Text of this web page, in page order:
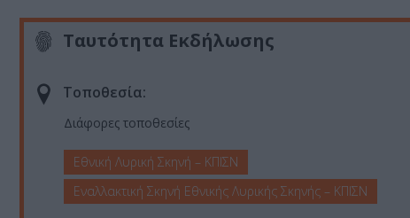
Ταυτότητα Εκδήλωσης
Τοποθεσία:
Διάφορες τοποθεσίες
Εθνική Λυρική Σκηνή – ΚΠΙΣΝ
Εναλλακτική Σκηνή Εθνικής Λυρικής Σκηνής – ΚΠΙΣΝ